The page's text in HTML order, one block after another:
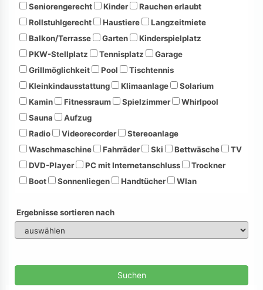
Seniorengerecht
Kinder
Rauchen erlaubt
Rollstuhlgerecht
Haustiere
Langzeitmiete
Balkon/Terrasse
Garten
Kinderspielplatz
PKW-Stellplatz
Tennisplatz
Garage
Grillmöglichkeit
Pool
Tischtennis
Kleinkindausstattung
Klimaanlage
Solarium
Kamin
Fitnessraum Spielzimmer
Whirlpool
Sauna
Aufzug
Radio
Videorecorder
Stereoanlage
Waschmaschine
Fahrräder Ski Bettwäsche
TV
DVD-Player
PC mit Internetanschluss
Trockner
Boot
Sonnenliegen Handtücher Wlan
Ergebnisse sortieren nach
Suchen